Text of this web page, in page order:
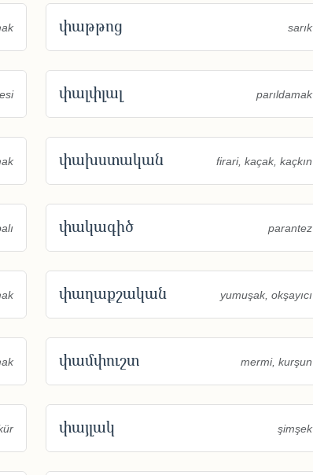
փաթթոց sarık
փալփլալ parıldamak
փախստական firari, kaçak, kaçkın
փակագիծ parantez
փաղաքշական yumuşak, okşayıcı
փամփուշտ mermi, kurşun
փայլակ şimşek